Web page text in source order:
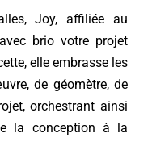
Joy, affiliée au
brio votre projet
elle embrasse les
de géomètre, de
orchestrant ainsi
la conception à la